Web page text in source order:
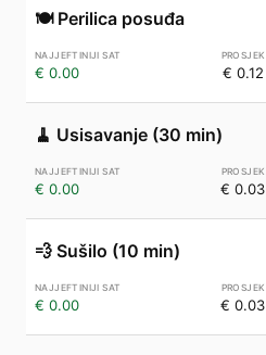
🍽️ Perilica posuđa
€ 0.00 € 0.12
🧹 Usisavanje (30 min)
€ 0.00 € 0.03
💨 Sušilo (10 min)
€ 0.00 € 0.03